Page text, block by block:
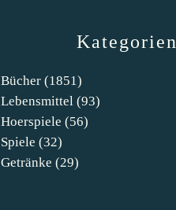
Kategorien
Bücher (1851)
Lebensmittel (93)
Hoerspiele (56)
Spiele (32)
Getränke (29)